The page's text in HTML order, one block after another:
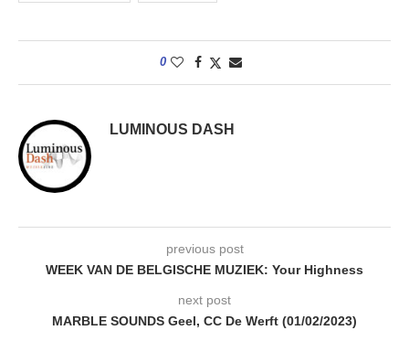
0
LUMINOUS DASH
previous post
WEEK VAN DE BELGISCHE MUZIEK: Your Highness
next post
MARBLE SOUNDS Geel, CC De Werft (01/02/2023)